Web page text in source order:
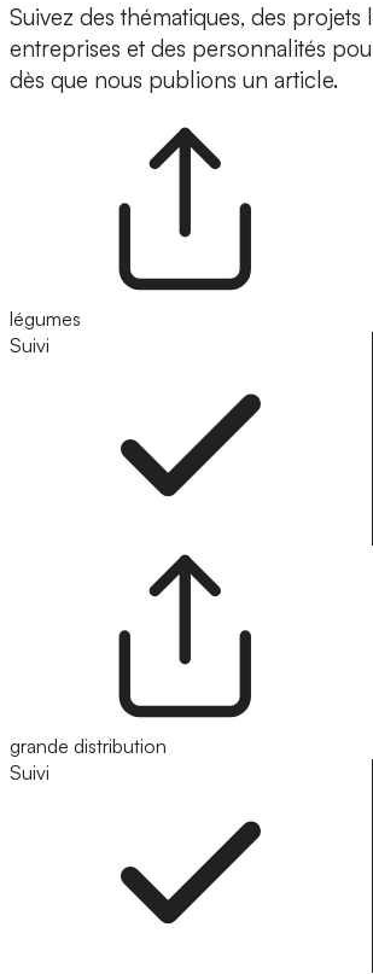
Suivez des thématiques, des projets
entreprises et des personnalités
dès que nous publions un article.
légumes
Suivi
grande distribution
Suivi